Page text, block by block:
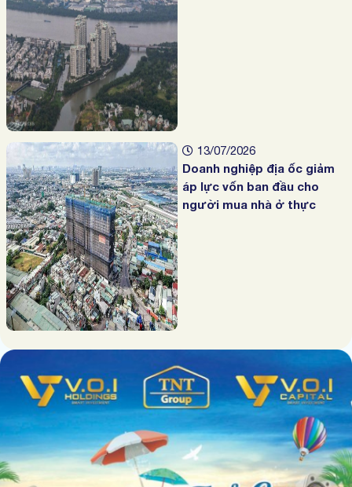
13/07/2026
Doanh nghiệp địa ốc giảm
áp lực vốn ban đầu cho
người mua nhà ở thực